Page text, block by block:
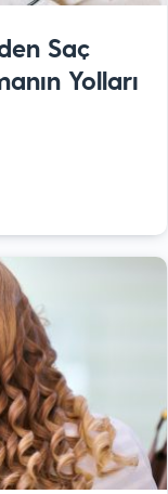
Saç
Yolları